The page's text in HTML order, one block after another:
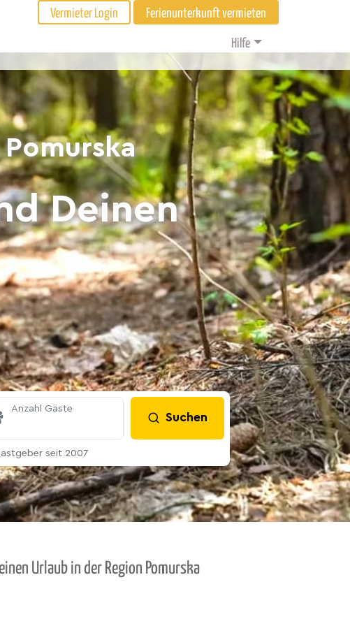
Vermieter Login Ferienunterkunft vermieten
Hilfe
Deinen
Anzahl Gäste
Suchen
seit 2007
Urlaub in der Region Pomurska